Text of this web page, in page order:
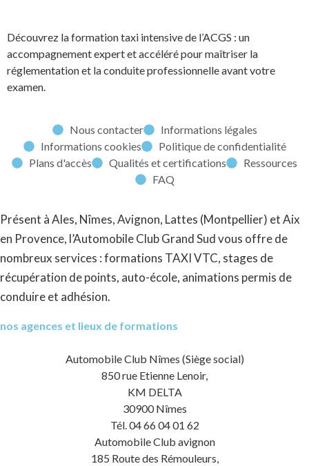
Découvrez la formation taxi intensive de l’ACGS : un
accompagnement expert et accéléré pour maîtriser la
réglementation et la conduite professionnelle avant votre
examen.
Nous contacter
Informations légales
Informations cookies
Politique de confidentialité
Plans d'accès
Qualités et certifications
Ressources
FAQ
Présent à Ales, Nîmes, Avignon, Lattes (Montpellier) et Aix
en Provence, l’Automobile Club Grand Sud vous offre de
nombreux services : formations TAXI VTC, stages de
récupération de points, auto-école, animations permis de
conduire et adhésion.
nos agences et lieux de formations
Automobile Club Nîmes (Siège social)
850 rue Etienne Lenoir,
KM DELTA
30900 Nîmes
Tél. 04 66 04 01 62
Automobile Club avignon
185 Route des Rémouleurs,